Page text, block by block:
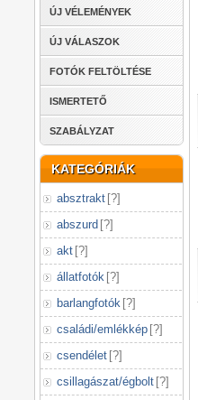
ÚJ VÉLEMÉNYEK
ÚJ VÁLASZOK
FOTÓK FELTÖLTÉSE
ISMERTETŐ
SZABÁLYZAT
KATEGÓRIÁK
absztrakt [?]
abszurd [?]
akt [?]
állatfotók [?]
barlangfotók [?]
családi/emlékkép [?]
csendélet [?]
csillagászat/égbolt [?]